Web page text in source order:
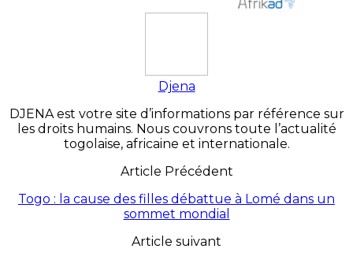
Djena
DJENA est votre site d’informations par référence sur
les droits humains. Nous couvrons toute l’actualité
togolaise, africaine et internationale.
Article Précédent
Togo : la cause des filles débattue à Lomé dans un
sommet mondial
Article suivant